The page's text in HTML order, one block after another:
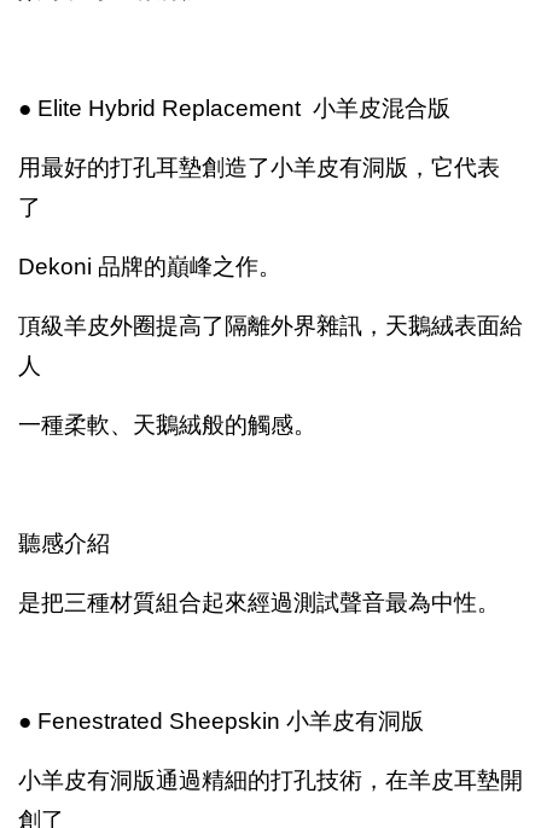
● Elite Hybrid Replacement 小羊皮混合版
用最好的打孔耳墊創造了小羊皮有洞版，它代表
了
Dekoni 品牌的巔峰之作。
頂級羊皮外圈提高了隔離外界雜訊，天鵝絨表面給
人
一種柔軟、天鵝絨般的觸感。
聽感介紹
是把三種材質組合起來經過測試聲音最為中性。
● Fenestrated Sheepskin 小羊皮有洞版
小羊皮有洞版通過精細的打孔技術，在羊皮耳墊開
創了